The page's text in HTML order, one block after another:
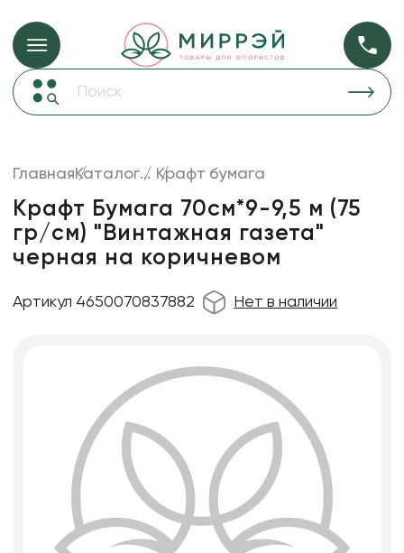
Упаковка для цветов и подарков Упаковка для
Пленка
прозрачная
Декор для дома
Сухоцветы
Искусственные цветы и растения
Декоративные вазы, кашпо
Игрушки мягкие
ГлавнаяКаталог... Крафт бумага
Крафт Бумага 70см*9-9,5 м (75
гр/см) "Винтажная газета"
черная на коричневом
Артикул 4650070837882 Нет в наличии